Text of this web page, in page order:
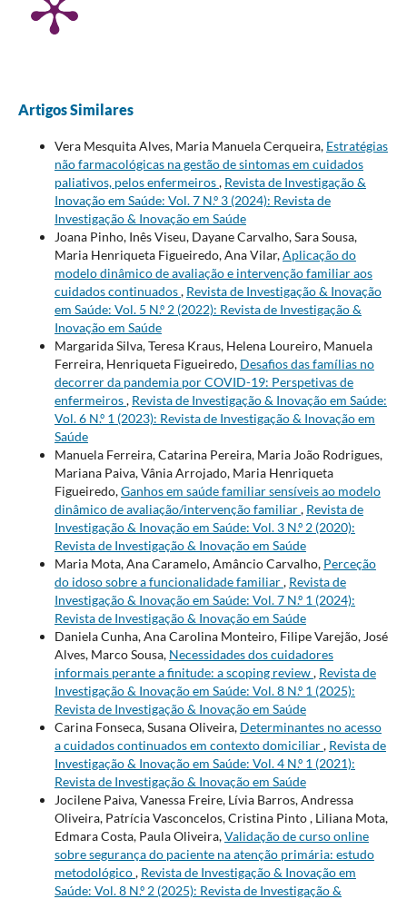
Artigos Similares
Vera Mesquita Alves, Maria Manuela Cerqueira, Estratégias
não farmacológicas na gestão de sintomas em cuidados
paliativos, pelos enfermeiros, Revista de Investigação &
Inovação em Saúde: Vol. 7 N.º 3 (2024): Revista de
Investigação & Inovação em Saúde
Joana Pinho, Inês Viseu, Dayane Carvalho, Sara Sousa,
Maria Henriqueta Figueiredo, Ana Vilar,Aplicação do
modelo dinâmico de avaliação e intervenção familiar aos
cuidados continuados, Revista de Investigação & Inovação
em Saúde: Vol. 5 N.º 2 (2022): Revista de Investigação &
Inovação em Saúde
Margarida Silva, Teresa Kraus, Helena Loureiro, Manuela
Ferreira, Henriqueta Figueiredo, Desafios das famílias no
decorrer da pandemia por COVID-19: Perspetivas de
enfermeiros, Revista de Investigação & Inovação em Saúde:
Vol. 6 N.º 1 (2023): Revista de Investigação & Inovação em
Saúde
Manuela Ferreira, Catarina Pereira, Maria João Rodrigues,
Mariana Paiva, Vânia Arrojado, Maria Henriqueta
Figueiredo,Ganhos em saúde familiar sensíveis ao modelo
dinâmico de avaliação/intervenção familiar, Revista de
Investigação & Inovação em Saúde: Vol. 3 N.º 2 (2020):
Revista de Investigação & Inovação em Saúde
Maria Mota, Ana Caramelo, Amâncio Carvalho, Perceção
do idoso sobre a funcionalidade familiar, Revista de
Investigação & Inovação em Saúde: Vol. 7 N.º 1 (2024):
Revista de Investigação & Inovação em Saúde
Daniela Cunha, Ana Carolina Monteiro, Filipe Varejão, José
Alves, Marco Sousa, Necessidades dos cuidadores
informais perante a finitude: a scoping review, Revista de
Investigação & Inovação em Saúde: Vol. 8 N.º 1 (2025):
Revista de Investigação & Inovação em Saúde
Carina Fonseca, Susana Oliveira, Determinantes no acesso
a cuidados continuados em contexto domiciliar, Revista de
Investigação & Inovação em Saúde: Vol. 4 N.º 1 (2021):
Revista de Investigação & Inovação em Saúde
Jocilene Paiva, Vanessa Freire, Lívia Barros, Andressa
Oliveira, Patrícia Vasconcelos, Cristina Pinto , Liliana Mota,
Edmara Costa, Paula Oliveira,Validação de curso online
sobre segurança do paciente na atenção primária: estudo
metodológico, Revista de Investigação & Inovação em
Saúde: Vol. 8 N.º 2 (2025): Revista de Investigação &